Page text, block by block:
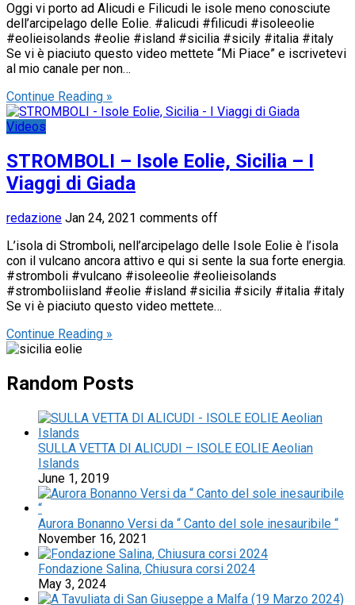
Oggi vi porto ad Alicudi e Filicudi le isole meno conosciute
dell’arcipelago delle Eolie. #alicudi #filicudi #isoleeolie
#eolieisolands #eolie #island #sicilia #sicily #italia #italy
Se vi è piaciuto questo video mettete “Mi Piace” e iscrivetevi
al mio canale per non…
Continue Reading »
Videos
STROMBOLI – Isole Eolie, Sicilia – I
Viaggi di Giada
redazione Jan 24, 2021 comments off
L’isola di Stromboli, nell’arcipelago delle Isole Eolie è l’isola
con il vulcano ancora attivo e qui si sente la sua forte energia.
#stromboli #vulcano #isoleeolie #eolieisolands
#stromboliisland #eolie #island #sicilia #sicily #italia #italy
Se vi è piaciuto questo video mettete…
Continue Reading »
Random Posts
SULLA VETTA DI ALICUDI – ISOLE EOLIE Aeolian
Islands
June 1, 2019
Aurora Bonanno Versi da “ Canto del sole inesauribile “
November 16, 2021
Fondazione Salina, Chiusura corsi 2024
May 3, 2024